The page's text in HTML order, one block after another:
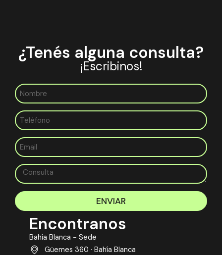
¿Tenés alguna consulta?
¡Escribinos!
ENVIAR
Encontranos
Bahía Blanca - Sede
Güemes 360 · Bahía Blanca